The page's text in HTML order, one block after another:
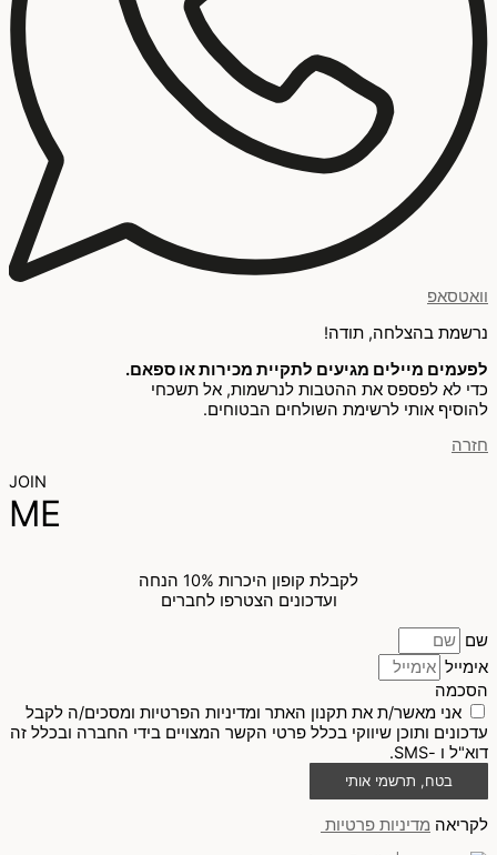
וואטסאפ
נרשמת בהצלחה, תודה!
לפעמים מיילים מגיעים לתקיית מכירות או ספאם.
כדי לא לפספס את ההטבות לנרשמות, אל תשכחי
להוסיף אותי לרשימת השולחים הבטוחים.
חזרה
JOIN
ME
לקבלת קופון היכרות 10% הנחה
ועדכונים הצטרפו לחברים
שם
אימייל
הסכמה
אני מאשר/ת את תקנון האתר ומדיניות הפרטיות ומסכים/ה לקבל
עדכונים ותוכן שיווקי בכלל פרטי הקשר המצויים בידי החברה ובכלל זה
דוא"ל ו -SMS.
בטח, תרשמי אותי
לקריאה מדיניות פרטיות